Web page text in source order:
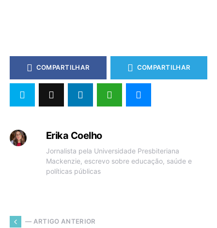
COMPARTILHAR COMPARTILHAR
Erika Coelho
Jornalista pela Universidade Presbiteriana
Mackenzie, escrevo sobre educação, saúde e
políticas públicas
— ARTIGO ANTERIOR